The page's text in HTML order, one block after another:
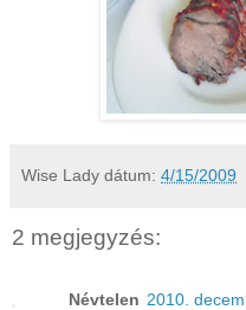
Wise Lady dátum: 4/15/2009
2 megjegyzés:
Névtelen 2010.